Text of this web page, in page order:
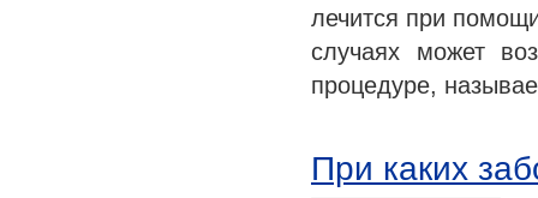
лечится при
случаях может
процедуре,
При каких